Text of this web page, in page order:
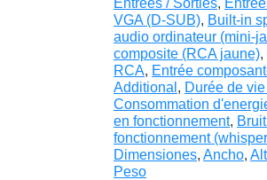
VGA (D-SUB), Built-in
audio ordinateur (mini-
composite (RCA jaune),
RCA, Entrée
Additional , Durée de
Consommation
en fonctionnement,
fonctionnement
Dimensiones, Ancho,
Peso